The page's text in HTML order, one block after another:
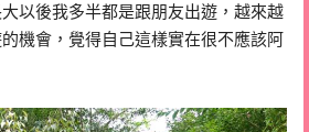
以後我多半都是跟朋友出遊，越來越
機會，覺得自己這樣實在很不應該阿